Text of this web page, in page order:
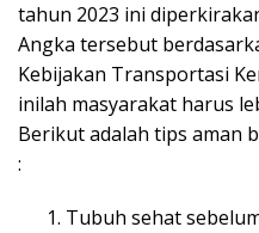
tahun 2023 ini
Angka tersebut
Kebijakan Transportasi
inilah masyarakat harus
Berikut adalah tips aman
:
Tubuh sehat